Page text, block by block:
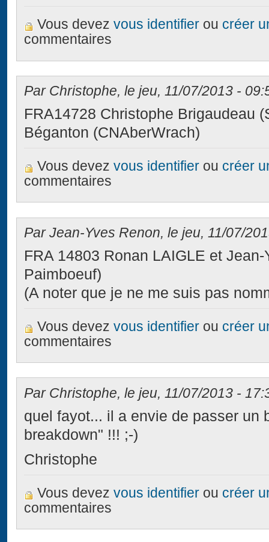
Vous devezvous identifier ou créer
commentaires
Par Christophe, le jeu, 11/07/2013 -
FRA14728 Christophe Brigaudeau
Béganton (CNAberWrach)
Vous devezvous identifier ou créer
commentaires
Par Jean-Yves Renon, le jeu, 11/07/
FRA 14803 Ronan LAIGLE et
Paimboeuf)
(A noter que je ne me suis pas
Vous devezvous identifier ou créer
commentaires
Par Christophe, le jeu, 11/07/2013 -
quel fayot... il a envie de passer un
breakdown" !!! ;-)
Christophe
Vous devezvous identifier ou créer
commentaires